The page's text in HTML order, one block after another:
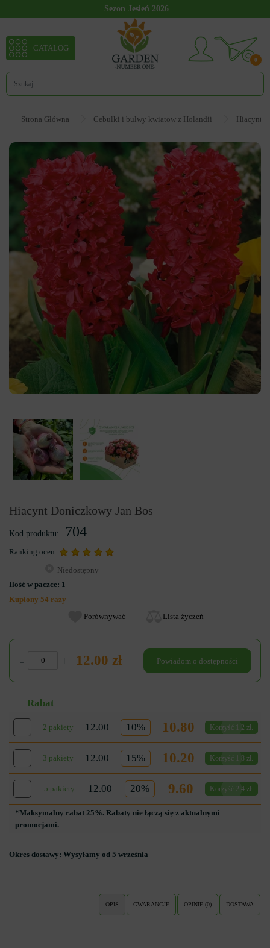
Sezon Jesień 2026
0
CATALOG
Strona Główna Cebulki i bulwy kwiatow z Holandii Hiacynt
Hiacynt Doniczkowy Jan Bos
Kod produktu: 704
Ranking ocen:
Niedostępny
Ilość w paczce: 1
Kupiony 54 razy
Porównywać
Lista życzeń
- + 12.00 zł Powiadom o dostępności
Rabat
2 pakiety 12.00 10% 10.80 Korzyść 1.2 zł.
3 pakiety 12.00 15% 10.20 Korzyść 1.8 zł.
5 pakiety 12.00 20% 9.60 Korzyść 2.4 zł.
*Maksymalny rabat 25%. Rabaty nie łączą się z aktualnymi
promocjami.
Okres dostawy: Wysyłamy od 5 września
OPIS GWARANCJE OPINIE (0) DOSTAWA